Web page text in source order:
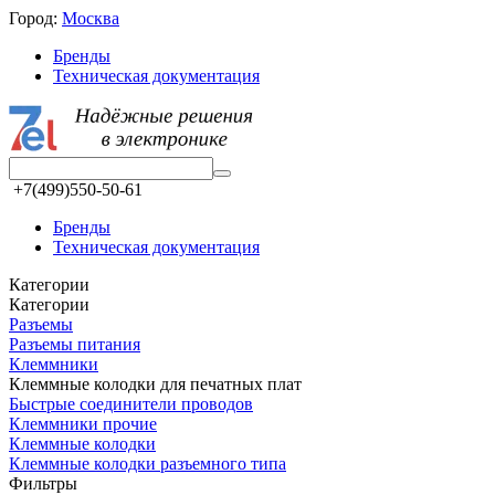
Город: Москва
Бренды
Техническая документация
+7(499)550-50-61
Бренды
Техническая документация
Категории
Категории
Разъeмы
Разъeмы питания
Клеммники
Клеммные колодки для печатных плат
Быстрые соединители проводов
Клеммники прочие
Клеммные колодки
Клеммные колодки разъемного типа
Фильтры